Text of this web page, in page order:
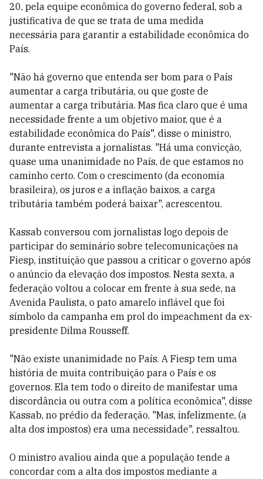
20, pela equipe econômica do governo federal, sob a
justificativa de que se trata de uma medida
necessária para garantir a estabilidade econômica do
País.
"Não há governo que entenda ser bom para o País
aumentar a carga tributária, ou que goste de
aumentar a carga tributária. Mas fica claro que é uma
necessidade frente a um objetivo maior, que é a
estabilidade econômica do País", disse o ministro,
durante entrevista a jornalistas. "Há uma convicção,
quase uma unanimidade no País, de que estamos no
caminho certo. Com o crescimento (da economia
brasileira), os juros e a inflação baixos, a carga
tributária também poderá baixar", acrescentou.
Kassab conversou com jornalistas logo depois de
participar do seminário sobre telecomunicações na
Fiesp, instituição que passou a criticar o governo após
o anúncio da elevação dos impostos. Nesta sexta, a
federação voltou a colocar em frente à sua sede, na
Avenida Paulista, o pato amarelo inflável que foi
símbolo da campanha em prol do impeachment da ex-
presidente Dilma Rousseff.
"Não existe unanimidade no País. A Fiesp tem uma
história de muita contribuição para o País e os
governos. Ela tem todo o direito de manifestar uma
discordância ou outra com a política econômica", disse
Kassab, no prédio da federação. "Mas, infelizmente, (a
alta dos impostos) era uma necessidade", ressaltou.
O ministro avaliou ainda que a população tende a
concordar com a alta dos impostos mediante a